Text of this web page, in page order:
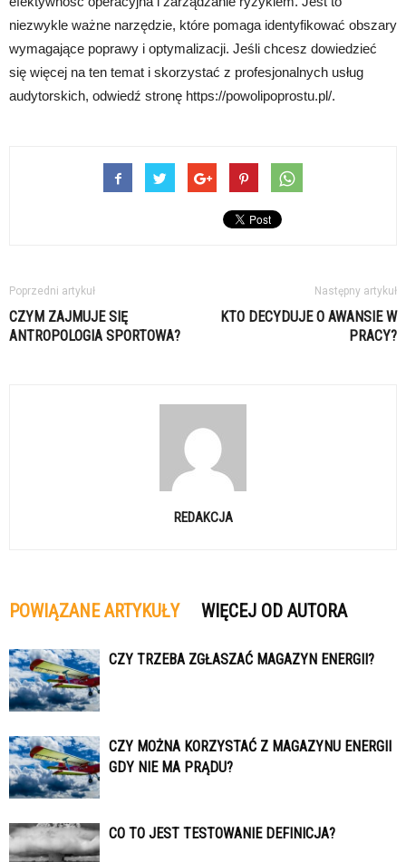
niezwykle ważne narzędzie, które pomaga identyfikować obszary
wymagające poprawy i optymalizacji. Jeśli chcesz dowiedzieć
się więcej na ten temat i skorzystać z profesjonalnych usług
audytorskich, odwiedź stronę https://powolipoprostu.pl/.
Poprzedni artykuł
CZYM ZAJMUJE SIĘ
ANTROPOLOGIA SPORTOWA?
Następny artykuł
KTO DECYDUJE O AWANSIE W
PRACY?
REDAKCJA
POWIĄZANE ARTYKUŁY WIĘCEJ OD AUTORA
CZY TRZEBA ZGŁASZAĆ MAGAZYN ENERGII?
CZY MOŻNA KORZYSTAĆ Z MAGAZYNU ENERGII
GDY NIE MA PRĄDU?
CO TO JEST TESTOWANIE DEFINICJA?